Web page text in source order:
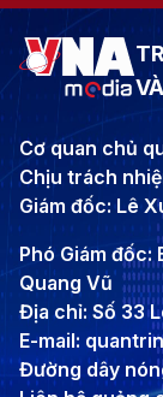
Cơ quan chủ
Chịu trách
Giám đốc: Lê
Phó Giám đốc:
Quang Vũ
Địa chỉ: Số 33
E-mail:
Đường dây